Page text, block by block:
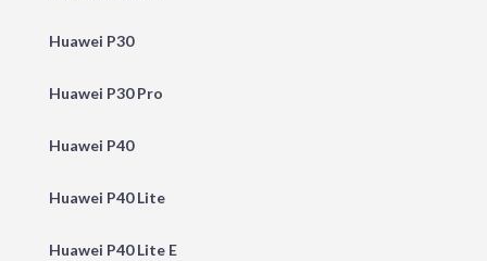
Huawei P30
Huawei P30 Pro
Huawei P40
Huawei P40 Lite
Huawei P40 Lite E